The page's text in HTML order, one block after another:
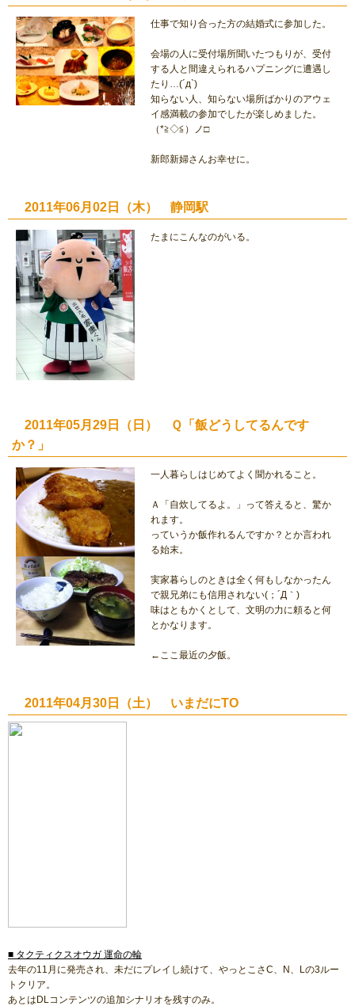
仕事で知り合った方の結婚式に参加した。
会場の人に受付場所聞いたつもりが、受付
する人と間違えられるハプニングに遭遇し
たり…(´д`)
知らない人、知らない場所ばかりのアウェ
イ感満載の参加でしたが楽しめました。
（*≧◇≦）ノ□
新郎新婦さんお幸せに。
2011年06月02日（木） 静岡駅
たまにこんなのがいる。
2011年05月29日（日） Ｑ「飯どうしてるんです
か？」
一人暮らしはじめてよく聞かれること。
Ａ「自炊してるよ。」って答えると、驚か
れます。
っていうか飯作れるんですか？とか言われ
る始末。
実家暮らしのときは全く何もしなかったん
で親兄弟にも信用されない(；´Д｀)
味はともかくとして、文明の力に頼ると何
とかなります。
←ここ最近の夕飯。
2011年04月30日（土） いまだにTO
■ タクティクスオウガ 運命の輪
去年の11月に発売され、未だにプレイし続けて、やっとこさC、N、Lの3ルー
トクリア。
あとはDLコンテンツの追加シナリオを残すのみ。